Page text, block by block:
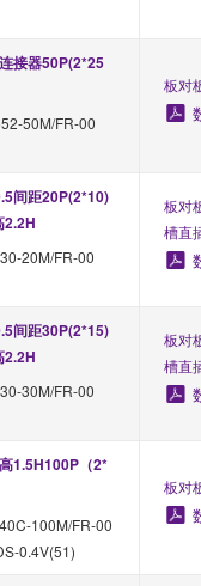
接器50P(2*25
50M/FR-00
板对
间距20P(2*10)
2.2H
20M/FR-00
板对
槽直
间距30P(2*15)
2.2H
30M/FR-00
板对
槽直
1.5H100P（2*
100M/FR-00
0.4V(51)
板对